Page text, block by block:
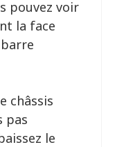
pouvez voir
la face
châssis
pas
le